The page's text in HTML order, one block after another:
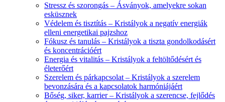
Stressz és szorongás – Ásványok, amelyekre sokan
esküsznek
Védelem és tisztítás – Kristályok a negatív energiák
elleni energetikai pajzshoz
Fókusz és tanulás – Kristályok a tiszta gondolkodásért
és koncentrációért
Energia és vitalitás – Kristályok a feltöltődésért és
életerőért
Szerelem és párkapcsolat – Kristályok a szerelem
bevonzására és a kapcsolatok harmóniájáért
Bőség, siker, karrier – Kristályok a szerencse, fejlődés